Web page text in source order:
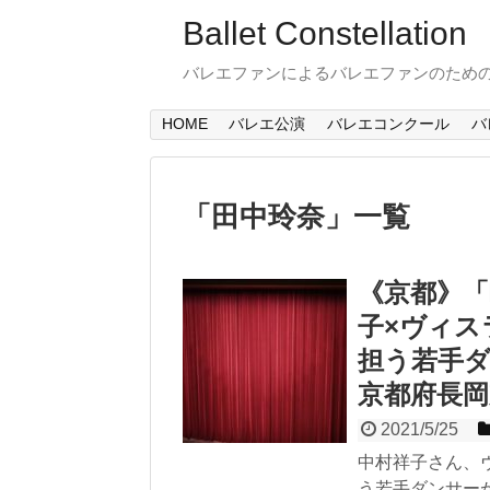
Ballet Constellation
バレエファンによるバレエファンのため
HOME バレエ公演 バレエコンクール バ
「 田中玲奈」 一覧
《京都》
子×ヴィス
担う若手
京都府長
2021/5/25
中村祥子さん、